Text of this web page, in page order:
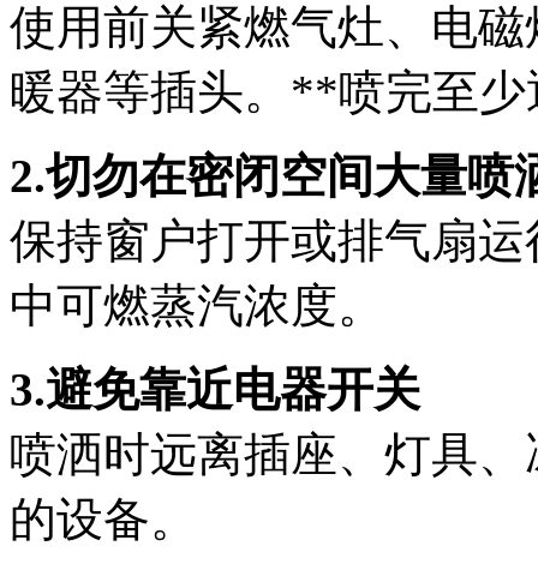
使用前关紧燃气灶、电
暖器等插头。**喷完至
2.切勿在密闭空间大量喷
保持窗户打开或排气扇
中可燃蒸汽浓度。
3.避免靠近电器开关
喷洒时远离插座、灯具
的设备。